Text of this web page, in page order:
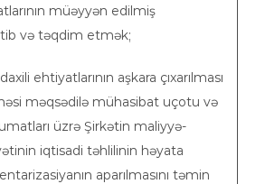
müəyyən edilmiş
və təqdim etmək;
ehtiyatlarının aşkara çıxarılması
məqsədilə mühasibat uçotu və
üzrə Şirkətin maliyyə-
iqtisadi təhlilinin həyata
aparılmasını təmin